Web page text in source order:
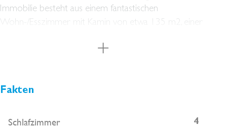
Immobilie besteht aus einem fantastischen
Wohn-/Esszimmer mit Kamin von etwa 135 m2, einer
einer Waschküche. Das Wohnzimmer hat einen
Aussenbereich. Das Anwesen verfügt auch über einen
Gästebereich umgewandelt werden könnte. Diese
Fakten
Schlafzimmer 4